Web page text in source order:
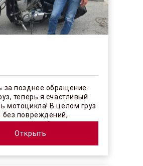
за позднее обращение.
теперь я счастливый
мотоцикла! В целом груз
без повреждений,
плёночного
Открыть